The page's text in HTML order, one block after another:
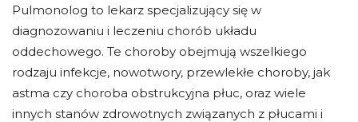
Pulmonolog to lekarz specjalizujący się w
diagnozowaniu i leczeniu chorób układu
oddechowego. Te choroby obejmują wszelkiego
rodzaju infekcje, nowotwory, przewlekłe choroby, jak
astma czy choroba obstrukcyjna płuc, oraz wiele
innych stanów zdrowotnych związanych z płucami i